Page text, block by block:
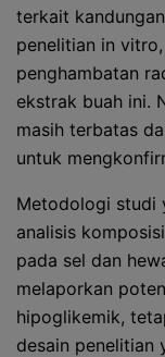
terkait
penelitian in
penghambatan
ekstrak buah ini.
masih terbatas
untuk
Metodologi studi
analisis
pada sel dan
melaporkan
hipoglikemik,
desain penelitian